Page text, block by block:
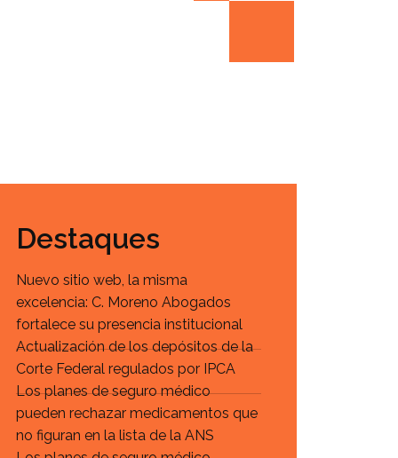
Destaques
Nuevo sitio web, la misma
excelencia: C. Moreno Abogados
fortalece su presencia institucional
Actualización de los depósitos de la
Corte Federal regulados por IPCA
Los planes de seguro médico
pueden rechazar medicamentos que
no figuran en la lista de la ANS